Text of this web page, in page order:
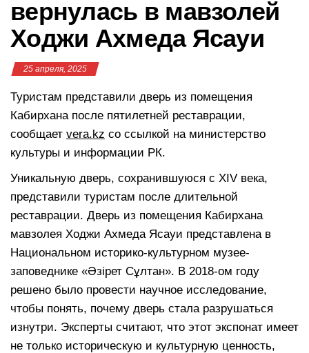
вернулась в мавзолей
Ходжи Ахмеда Ясауи
25 апреля, 2025
Туристам представили дверь из помещения
Кабирхана после пятилетней реставрации,
сообщает vera.kz со ссылкой на министерство
культуры и информации РК.
Уникальную дверь, сохранившуюся с XIV века,
представили туристам после длительной
реставрации. Дверь из помещения Кабирхана
мавзолея Ходжи Ахмеда Ясауи представлена в
Национальном историко-культурном музее-
заповеднике «Әзiрет Сұлтан». В 2018-ом году
решено было провести научное исследование,
чтобы понять, почему дверь стала разрушаться
изнутри. Эксперты считают, что этот экспонат имеет
не только историческую и культурную ценность,